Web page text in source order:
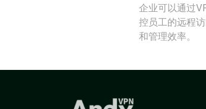
企业可以通过
控员工的远程
和管理效率。